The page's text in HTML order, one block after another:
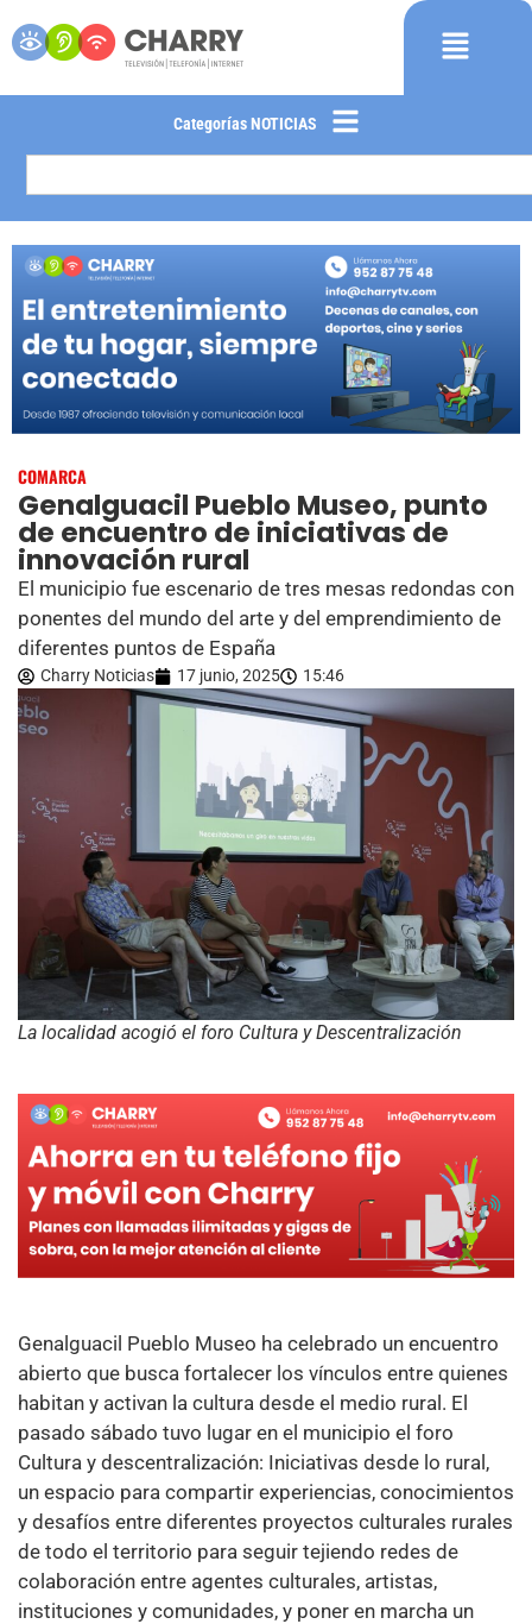
Categorías NOTICIAS
COMARCA
Genalguacil Pueblo Museo, punto
de encuentro de iniciativas de
innovación rural
El municipio fue escenario de tres mesas redondas con
ponentes del mundo del arte y del emprendimiento de
diferentes puntos de España
Charry Noticias 17 junio, 2025 15:46
La localidad acogió el foro Cultura y Descentralización
Genalguacil Pueblo Museo ha celebrado un encuentro
abierto que busca fortalecer los vínculos entre quienes
habitan y activan la cultura desde el medio rural. El
pasado sábado tuvo lugar en el municipio el foro
Cultura y descentralización: Iniciativas desde lo rural,
un espacio para compartir experiencias, conocimientos
y desafíos entre diferentes proyectos culturales rurales
de todo el territorio para seguir tejiendo redes de
colaboración entre agentes culturales, artistas,
instituciones y comunidades, y poner en marcha un